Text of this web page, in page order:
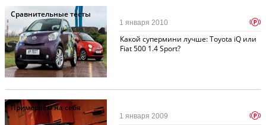
Сравнительные тесты
Какой супермини лучше: Toyota iQ или
Fiat 500 1.4 Sport?
1 января 2010 p
Примеряем на себя
1 января 2009 p